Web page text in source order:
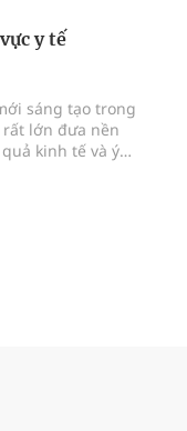
y tế
sáng tạo trong
lớn đưa nền
kinh tế và ý